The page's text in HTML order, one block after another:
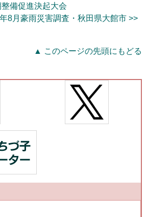
備促進決起大会
8月豪雨災害調査・秋田県大館市 >>
▲ このページの先頭にもどる